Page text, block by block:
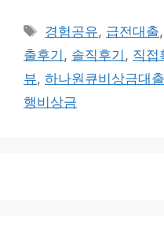
태
그
경험공유, 급전대출
출후기 , 솔직후기 , 직접
뷰, 하나원큐비상금대출
행비상금